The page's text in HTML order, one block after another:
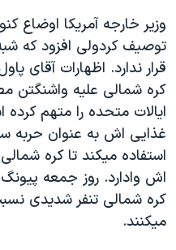
اسرائیل در جنگ
گالری عکس
آرشیو پخش زنده
ورزش زنان در ایران
اعتراضات زن، زندگی، آزادی
مجموعه مستندهای دادخواهی
تریبونال مردمی آبان ۹۸
دادگاه حمید نوری
چهل سال گروگان‌گیری
قانون شفافیت دارائی کادر
اعتراضات مردمی آبان ۹۸
زبانهای مختلف
وزير خارجه آمريکا اوضاع
توصيف کردولی افزود که
قرار ندارد. اظهارات آقای
کره شمالی عليه واشنگتن
ايالات متحده را متهم
غذايی اش به عنوان حربه
استفاده ميکند تا کره
اش وادارد. روز جمعه
کره شمالی تنفر شديدی
ميکنند.